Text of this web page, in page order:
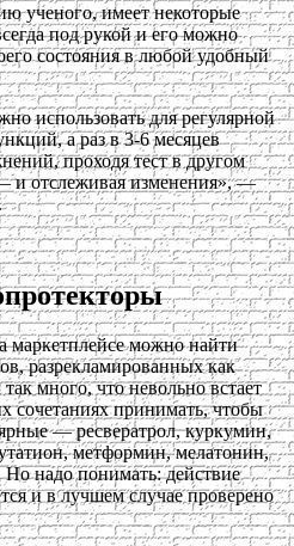
ученого, имеет некоторые
под рукой и его можно
состояния в любой удобный
использовать для регулярной
а раз в 3-6 месяцев
проходя тест в другом
и отслеживая изменения», —
маркетплейсе можно найти
разрекламированных как
много, что невольно встает
сочетаниях принимать, чтобы
— ресвератрол, куркумин,
метформин, мелатонин,
Но надо понимать: действие
и в лучшем случае проверено